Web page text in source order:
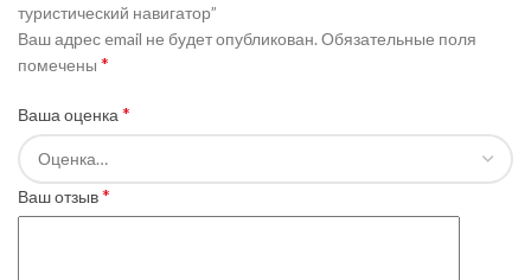
туристический навигатор”
Ваш адрес email не будет опубликован. Обязательные поля
помечены *
Ваша оценка *
Ваш отзыв*